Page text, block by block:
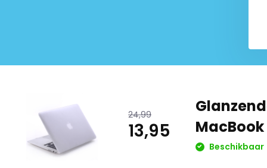
24,99
13,95
MacBook
Beschikbaar